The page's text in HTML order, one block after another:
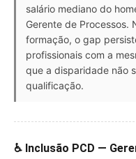
salário mediano do
Gerente de Processos.
formação, o gap
profissionais com a
que a disparidade não
qualificação.
♿ Inclusão PCD —